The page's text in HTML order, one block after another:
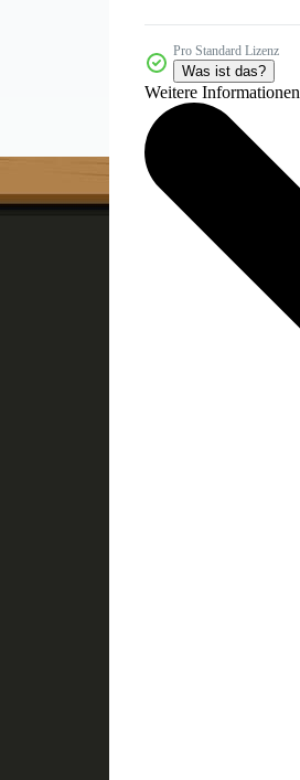
Pro Standard Lizenz
Was ist das?
Weitere Informationen